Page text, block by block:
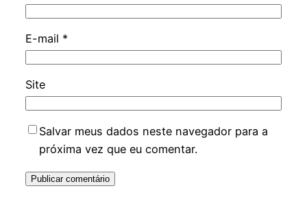
E-mail *
Site
Salvar meus dados neste navegador para a
próxima vez que eu comentar.